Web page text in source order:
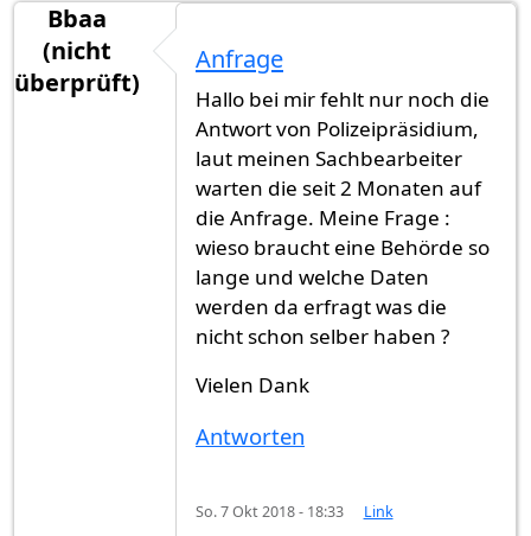
Bbaa
(nicht
überprüft)
Anfrage
Hallo bei mir fehlt nur noch die
Antwort von Polizeipräsidium,
laut meinen Sachbearbeiter
warten die seit 2 Monaten auf
die Anfrage. Meine Frage :
wieso braucht eine Behörde so
lange und welche Daten
werden da erfragt was die
nicht schon selber haben ?
Vielen Dank
Antworten
So. 7 Okt 2018 - 18:33 Link